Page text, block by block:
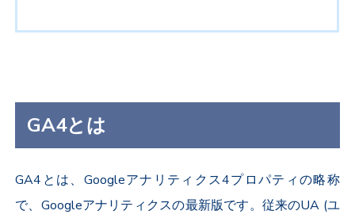
GA4とは
GA4とは、Googleアナリティクス4プロパティの略称
で、Googleアナリティクスの最新版です。従来のUA (ユ